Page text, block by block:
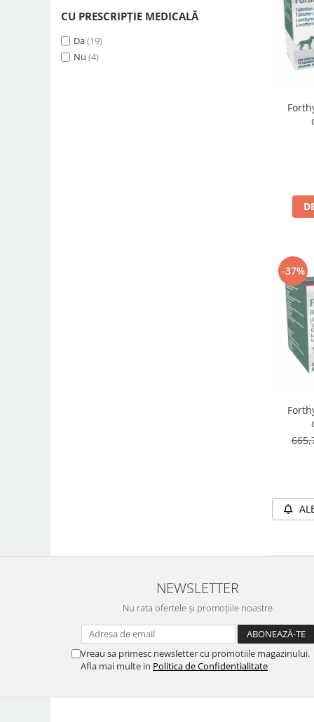
CU PRESCRIPȚIE MEDICALĂ
Da(19)
Nu (4)
-37%
NEWSLETTER
Nu rata ofertele și promoțiile noastre
Vreau sa primesc newsletter cu promotiile magazinului.
Afla mai multe in Politica de Confidentialitate